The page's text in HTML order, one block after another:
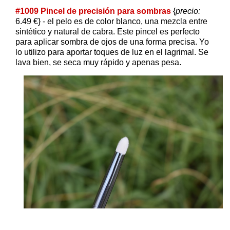
#1009 Pincel de precisión para sombras {precio:
6.49 €} - el pelo es de color blanco, una mezcla entre
sintético y natural de cabra. Este pincel es perfecto
para aplicar sombra de ojos de una forma precisa. Yo
lo utilizo para aportar toques de luz en el lagrimal. Se
lava bien, se seca muy rápido y apenas pesa.